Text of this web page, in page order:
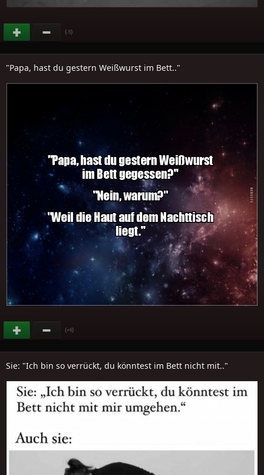
(-5)
"Papa, hast du gestern Weißwurst im Bett.."
(+6)
Sie: "Ich bin so verrückt, du könntest im Bett nicht mit.."